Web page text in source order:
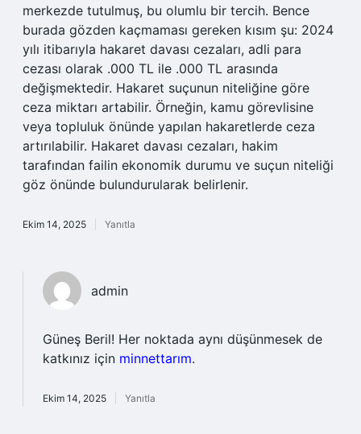
merkezde tutulmuş, bu olumlu bir tercih. Bence
burada gözden kaçmaması gereken kısım şu: 2024
yılı itibarıyla hakaret davası cezaları, adli para
cezası olarak .000 TL ile .000 TL arasında
değişmektedir. Hakaret suçunun niteliğine göre
ceza miktarı artabilir. Örneğin, kamu görevlisine
veya topluluk önünde yapılan hakaretlerde ceza
artırılabilir. Hakaret davası cezaları, hakim
tarafından failin ekonomik durumu ve suçun niteliği
göz önünde bulundurularak belirlenir.
Ekim 14, 2025 Yanıtla
admin
Güneş Beril! Her noktada aynı düşünmesek de
katkınız için minnettarım.
Ekim 14, 2025 Yanıtla